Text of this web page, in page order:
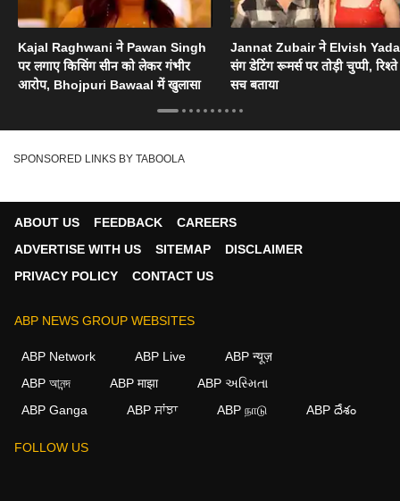
Kajal Raghwani ने Pawan Singh
पर लगाए किसिंग सीन को लेकर गंभीर
आरोप, Bhojpuri Bawaal में खुलासा
Jannat Zubair ने Elvish
संग डेटिंग रूमर्स पर तोड़ी चुप्पी,
सच बताया
SPONSORED LINKS BY TABOOLA
ABOUT US FEEDBACK
CAREERS
ADVERTISE WITH US
SITEMAP
DISCLAIMER
PRIVACY POLICY
CONTACT US
ABP NEWS GROUP WEBSITES
ABP Network ABP Live
ABP न्यूज़
ABP আনন্দ
ABP माझा
ABP અસ્મિતા
ABP Ganga
ABP ਸਾਂਝਾ ABP நாடு ABP దేశం
FOLLOW US